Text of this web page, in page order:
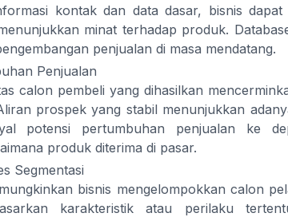
kontak dan data dasar, bisnis
minat terhadap produk.
penjualan di masa mendatang.
Penjualan
calon pembeli yang dihasilkan
prospek yang stabil menunjukkan
potensi pertumbuhan penjualan ke
produk diterima di pasar.
Segmentasi
bisnis mengelompokkan calon
karakteristik atau perilaku